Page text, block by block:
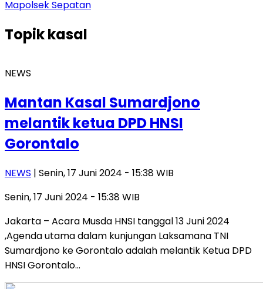
Mapolsek Sepatan
Topikkasal
NEWS
Mantan Kasal Sumardjono
melantik ketua DPD HNSI
Gorontalo
NEWS | Senin, 17 Juni 2024 - 15:38 WIB
Senin, 17 Juni 2024 - 15:38 WIB
Jakarta – Acara Musda HNSI tanggal 13 Juni 2024
,Agenda utama dalam kunjungan Laksamana TNI
Sumardjono ke Gorontalo adalah melantik Ketua DPD
HNSI Gorontalo…